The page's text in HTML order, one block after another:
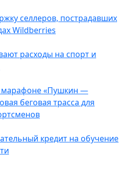
селлеров, пострадавших
Wildberries
расходы на спорт и
марафоне «Пушкин —
беговая трасса для
кредит на обучение